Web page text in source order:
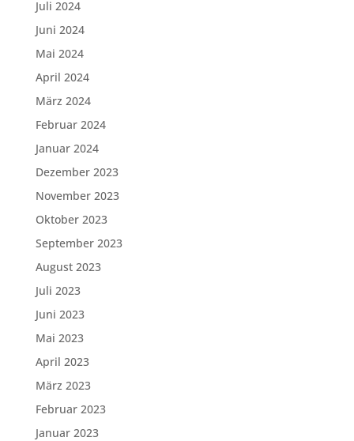
Juli 2024
Juni 2024
Mai 2024
April 2024
März 2024
Februar 2024
Januar 2024
Dezember 2023
November 2023
Oktober 2023
September 2023
August 2023
Juli 2023
Juni 2023
Mai 2023
April 2023
März 2023
Februar 2023
Januar 2023